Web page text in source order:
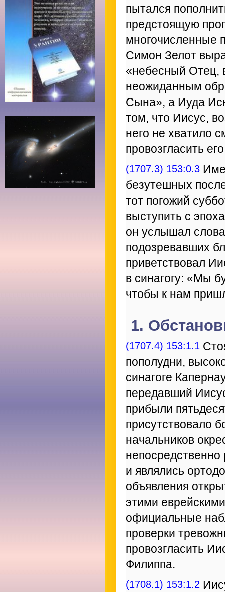
пытался
предстоящую
многочисленные
Симон Зелот
«небесный Отец,
неожиданным
Сына», а Иуда
том, что Иисус,
него не хватило
провозгласить
(1707.3) 153:0.3
безутешных
тот погожий
выступить с
он услышал
подозревавших
приветствовал
в синагогу: «Мы
чтобы к нам
1.
(1707.4) 153:1.1
пополудни,
синагоге
передавший
прибыли
присутствовало
начальников
и являлись
объявления
этими
официальные
проверки
провозгласить
Филиппа.
(1708.1) 153:1.2